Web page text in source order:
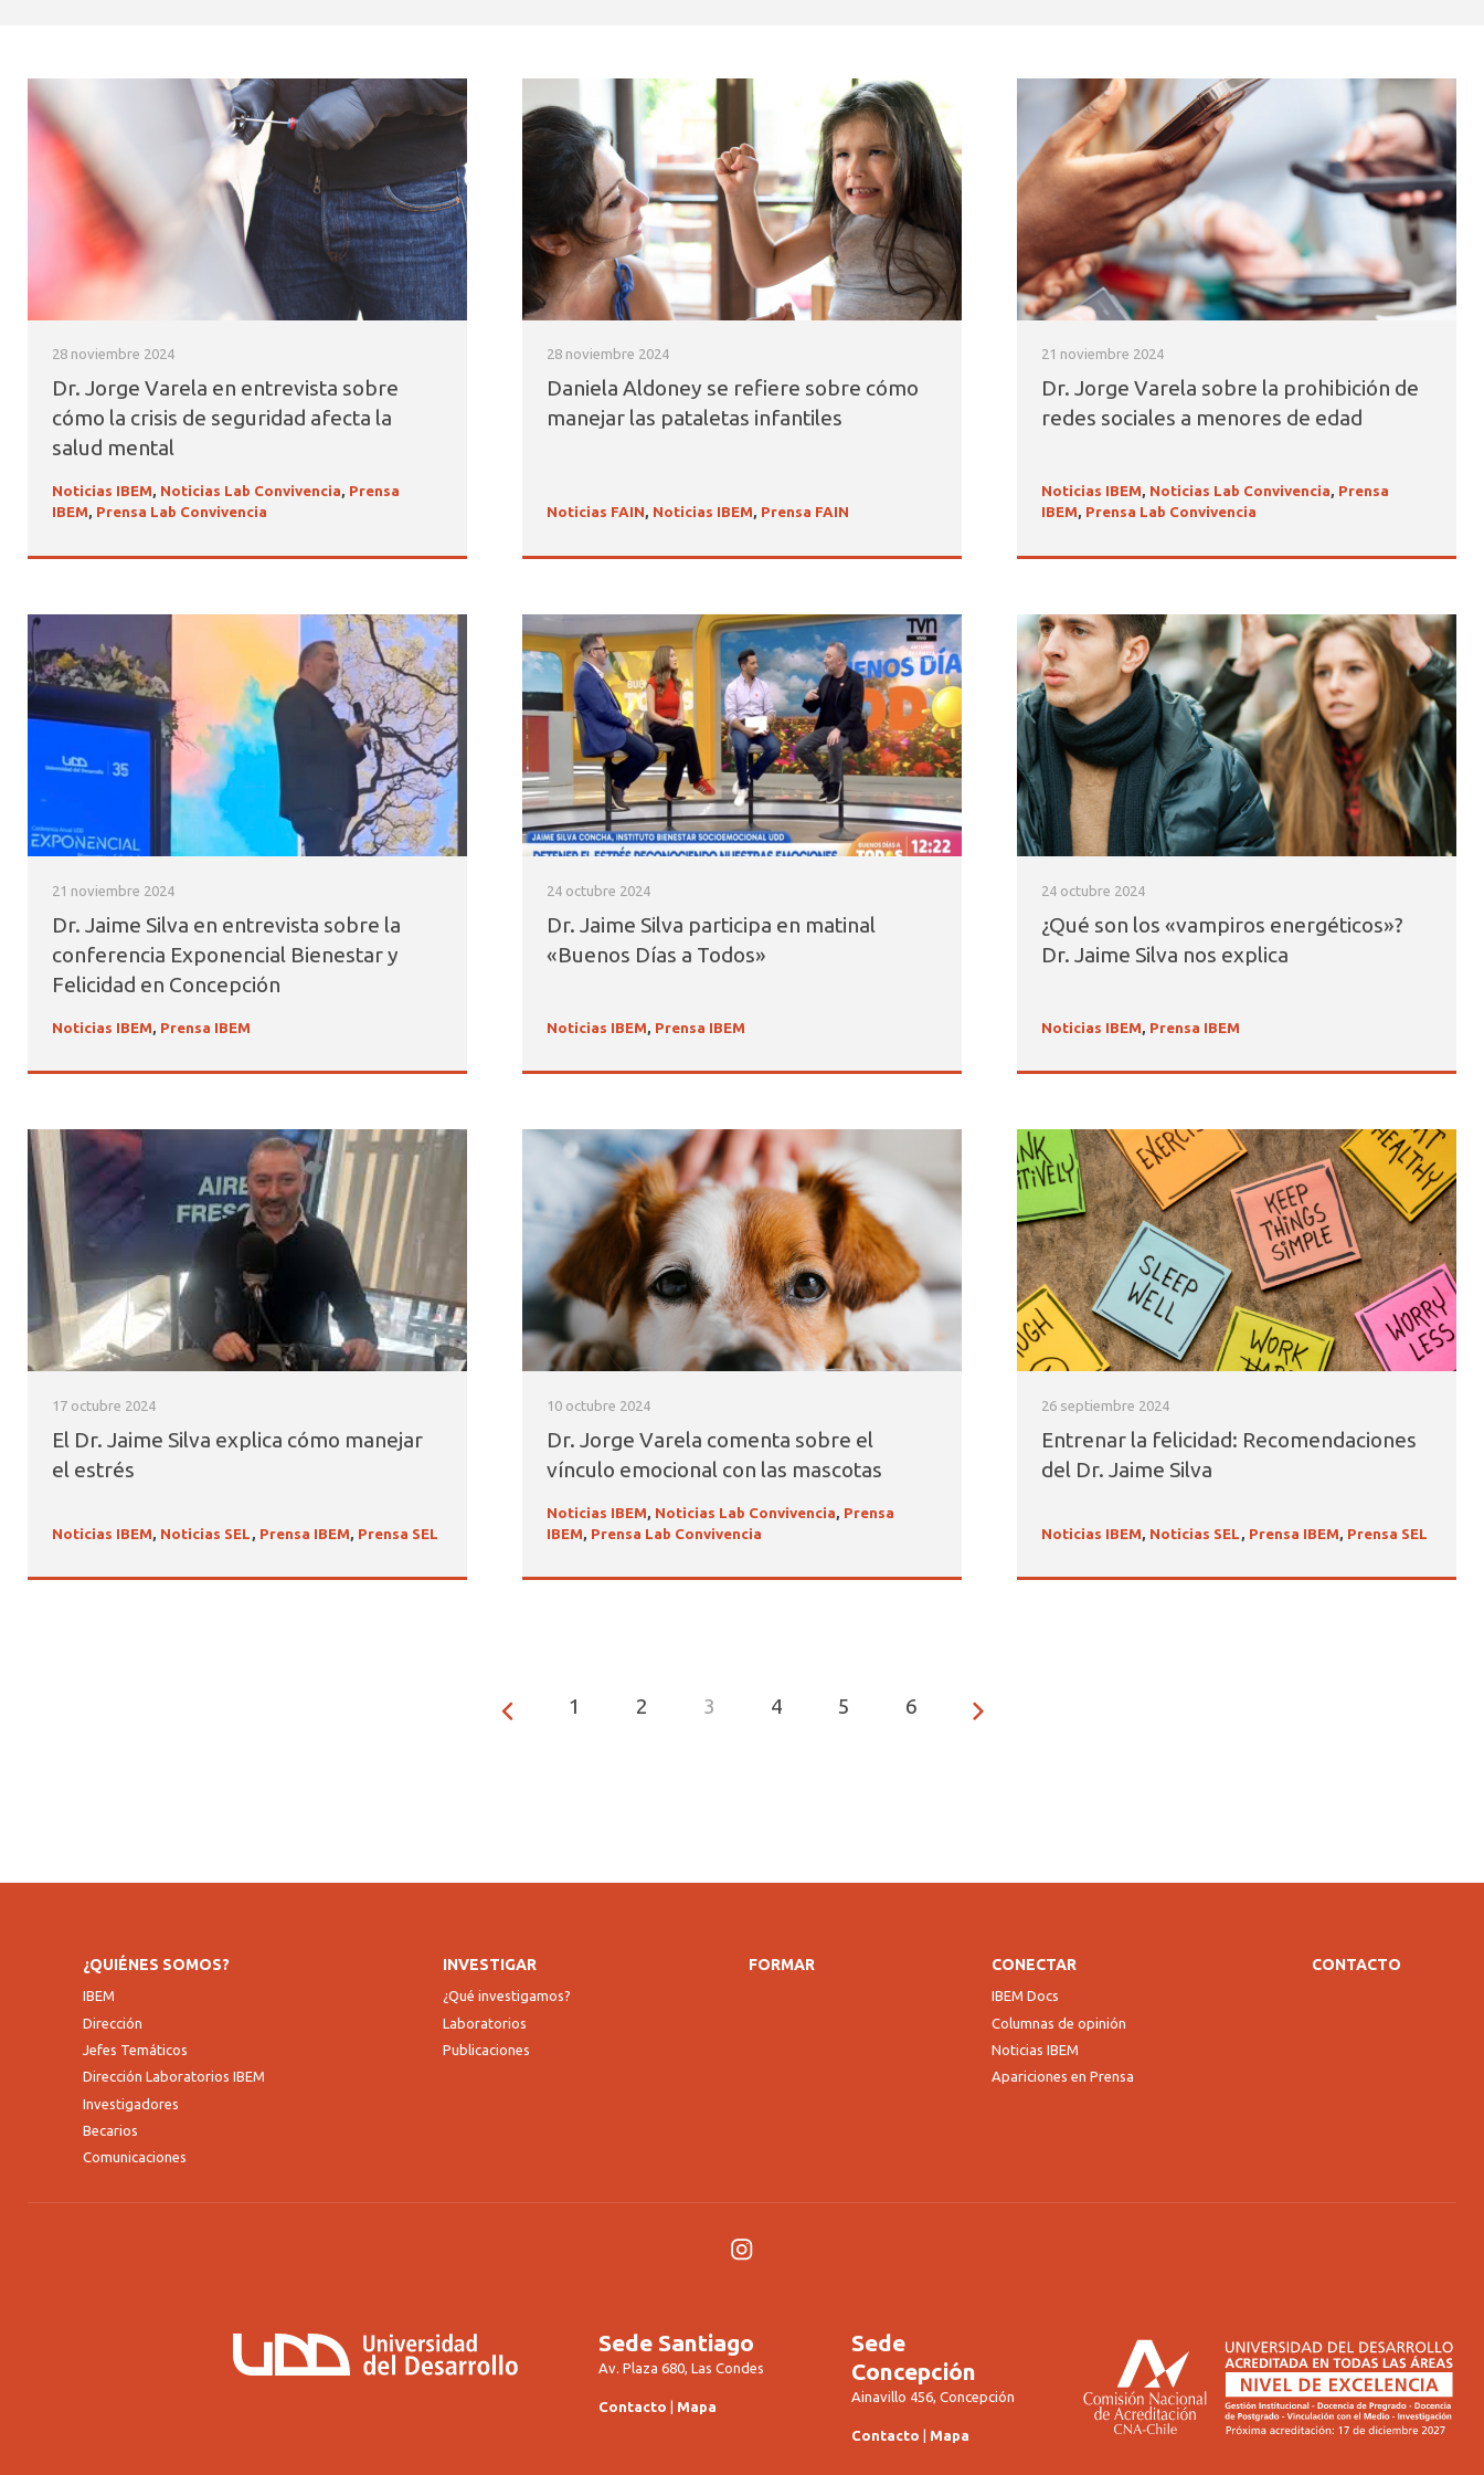
28 noviembre 2024
Dr. Jorge Varela en entrevista sobre
cómo la crisis de seguridad afecta la
salud mental
Noticias IBEM, Noticias Lab Convivencia, Prensa
IBEM, Prensa Lab Convivencia
28 noviembre 2024
Daniela Aldoney se refiere sobre cómo
manejar las pataletas infantiles
Noticias FAIN, Noticias IBEM, Prensa FAIN
21 noviembre 2024
Dr. Jorge Varela sobre la prohibición de
redes sociales a menores de edad
Noticias IBEM, Noticias Lab Convivencia, Prensa
IBEM, Prensa Lab Convivencia
21 noviembre 2024
Dr. Jaime Silva en entrevista sobre la
conferencia Exponencial Bienestar y
Felicidad en Concepción
Noticias IBEM, Prensa IBEM
24 octubre 2024
Dr. Jaime Silva participa en matinal
«Buenos Días a Todos»
Noticias IBEM, Prensa IBEM
24 octubre 2024
¿Qué son los «vampiros energéticos»?
Dr. Jaime Silva nos explica
Noticias IBEM, Prensa IBEM
17 octubre 2024
El Dr. Jaime Silva explica cómo manejar
el estrés
Noticias IBEM, Noticias SEL , Prensa IBEM, Prensa SEL
10 octubre 2024
Dr. Jorge Varela comenta sobre el
vínculo emocional con las mascotas
Noticias IBEM, Noticias Lab Convivencia, Prensa
IBEM, Prensa Lab Convivencia
26 septiembre 2024
Entrenar la felicidad: Recomendaciones
del Dr. Jaime Silva
Noticias IBEM, Noticias SEL , Prensa IBEM, Prensa SEL
1 2 3 4 5 6
¿QUIÉNES SOMOS?
IBEM
Dirección
Jefes Temáticos
Dirección Laboratorios IBEM
Investigadores
Becarios
Comunicaciones
INVESTIGAR
¿Qué investigamos?
Laboratorios
Publicaciones
FORMAR CONECTAR
IBEM Docs
Columnas de opinión
Noticias IBEM
Apariciones en Prensa
CONTACTO
Instagram
Sede Santiago
Av. Plaza 680, Las Condes
Contacto | Mapa
Sede
Concepción
Ainavillo 456, Concepción
Contacto | Mapa